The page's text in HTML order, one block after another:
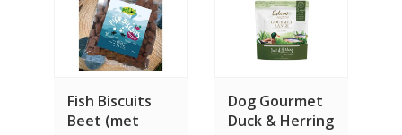
Fish Biscuits
Beet (met
Dog Gourmet
Duck & Herring